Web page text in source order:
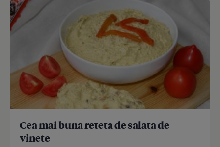
Cea mai buna reteta de salata de
vinete